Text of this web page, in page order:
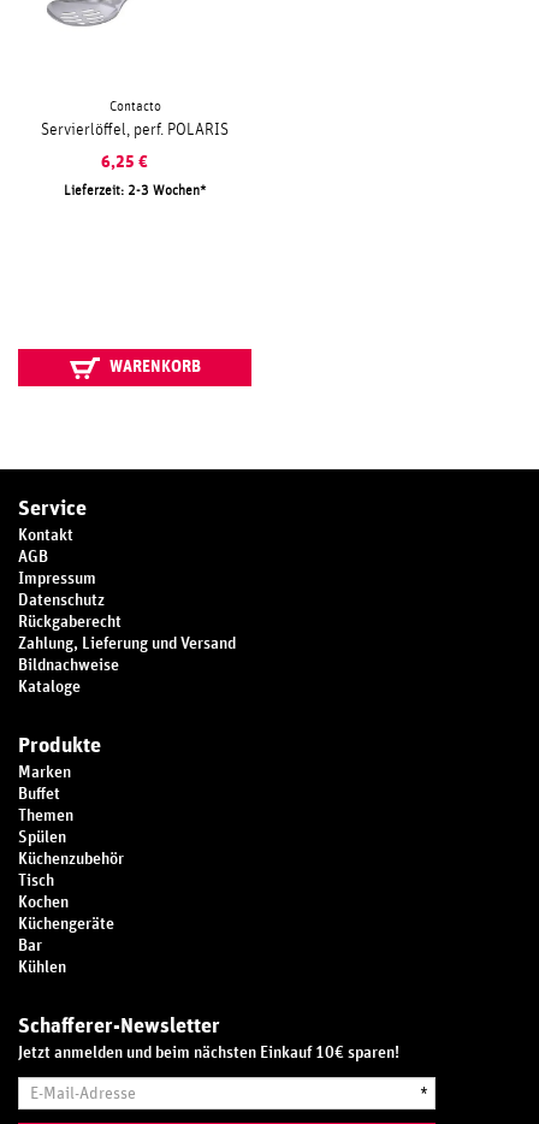
Contacto
Servierlöffel, perf. POLARIS
6,25 €
Lieferzeit: 2-3 Wochen
WARENKORB
Service
Kontakt
AGB
Impressum
Datenschutz
Rückgaberecht
Zahlung, Lieferung und Versand
Bildnachweise
Kataloge
Produkte
Marken
Buffet
Themen
Spülen
Küchenzubehör
Tisch
Kochen
Küchengeräte
Bar
Kühlen
Schafferer-Newsletter
Jetzt anmelden und beim nächsten Einkauf 10€ sparen!
Mail-
*